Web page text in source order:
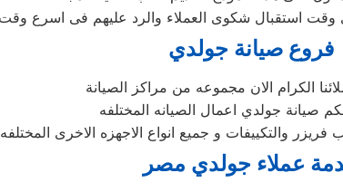
فروع صيانة جولدي
الكرام الان مجموعه من مراكز الصيانة
صيانة جولدي اعمال الصيانه المختلفه
فريزر والتكييفات و جميع انواع الاجهزه الاخرى المختلفه
عملاء جولدي مصر